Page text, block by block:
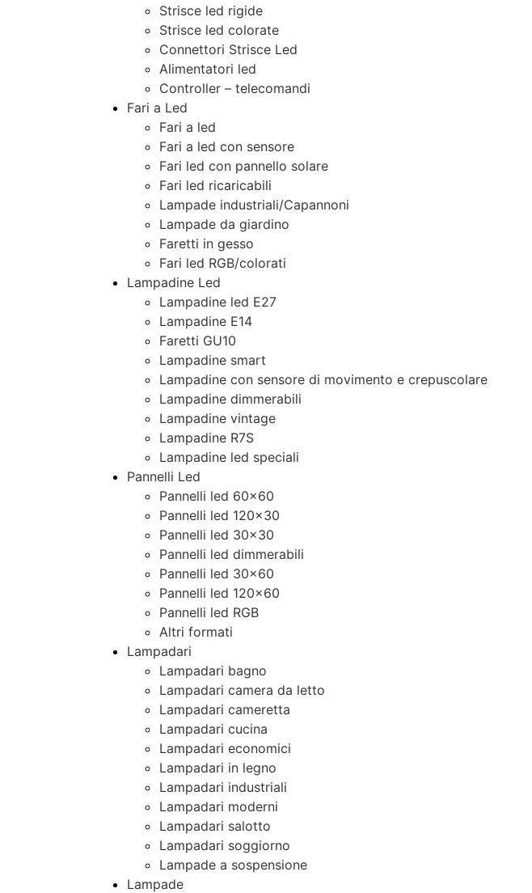
Strisce led rigide
Strisce led colorate
Connettori Strisce Led
Alimentatori led
Controller – telecomandi
Fari a Led
Fari a led
Fari a led con sensore
Fari led con pannello solare
Fari led ricaricabili
Lampade industriali/Capannoni
Lampade da giardino
Faretti in gesso
Fari led RGB/colorati
Lampadine Led
Lampadine led E27
Lampadine E14
Faretti GU10
Lampadine smart
Lampadine con sensore di movimento e crepuscolare
Lampadine dimmerabili
Lampadine vintage
Lampadine R7S
Lampadine led speciali
Pannelli Led
Pannelli led 60×60
Pannelli led 120×30
Pannelli led 30×30
Pannelli led dimmerabili
Pannelli led 30×60
Pannelli led 120×60
Pannelli led RGB
Altri formati
Lampadari
Lampadari bagno
Lampadari camera da letto
Lampadari cameretta
Lampadari cucina
Lampadari economici
Lampadari in legno
Lampadari industriali
Lampadari moderni
Lampadari salotto
Lampadari soggiorno
Lampade a sospensione
Lampade